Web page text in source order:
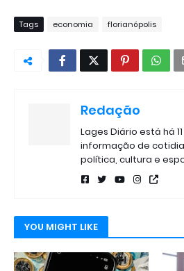
Tags economia florianópolis
Redação
Lages Diário está há
informação de
política, cultura e
YOU MIGHT LIKE